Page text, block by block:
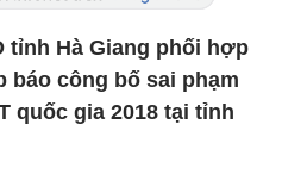
tỉnh Hà Giang phối hợp
báo công bố sai phạm
quốc gia 2018 tại tỉnh